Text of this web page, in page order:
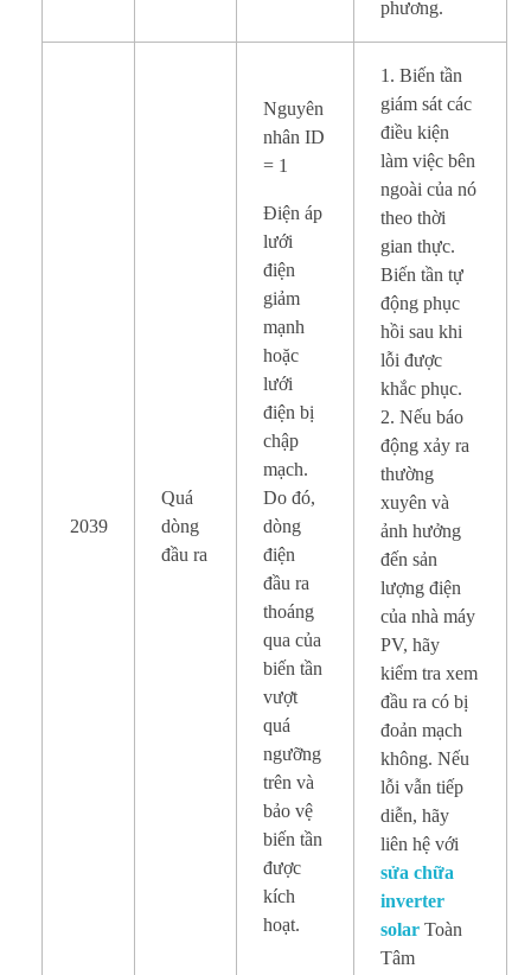
phương.
2039
Quá
dòng
đầu ra
Nguyên
nhân ID
= 1
Điện áp
lưới
điện
giảm
mạnh
hoặc
lưới
điện bị
chập
mạch.
Do đó,
dòng
điện
đầu ra
thoáng
qua của
biến tần
vượt
quá
ngưỡng
trên và
bảo vệ
biến tần
được
kích
hoạt.
1. Biến tần
giám sát các
điều kiện
làm việc bên
ngoài của nó
theo thời
gian thực.
Biến tần tự
động phục
hồi sau khi
lỗi được
khắc phục.
2. Nếu báo
động xảy ra
thường
xuyên và
ảnh hưởng
đến sản
lượng điện
của nhà máy
PV, hãy
kiểm tra xem
đầu ra có bị
đoản mạch
không. Nếu
lỗi vẫn tiếp
diễn, hãy
liên hệ với
sửa chữa
inverter
solar Toàn
Tâm